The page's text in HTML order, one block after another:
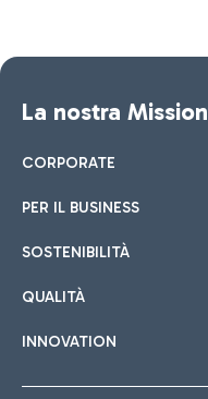
La nostra Mission
CORPORATE
PER IL BUSINESS
SOSTENIBILITÀ
QUALITÀ
INNOVATION